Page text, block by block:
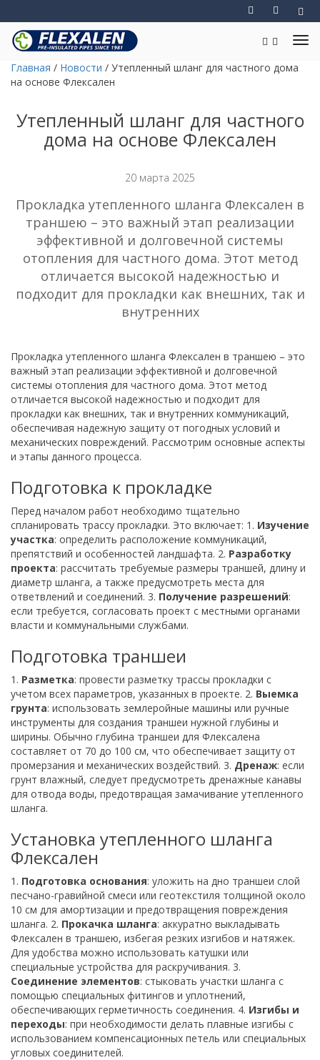
Главная / Новости / Утепленный шланг для частного дома
на основе Флексален
Утепленный шланг для частного
дома на основе Флексален
20 марта 2025
Прокладка утепленного шланга Флексален в
траншею – это важный этап реализации
эффективной и долговечной системы
отопления для частного дома. Этот метод
отличается высокой надежностью и
подходит для прокладки как внешних, так и
внутренних
Прокладка утепленного шланга Флексален в траншею – это
важный этап реализации эффективной и долговечной
системы отопления для частного дома. Этот метод
отличается высокой надежностью и подходит для
прокладки как внешних, так и внутренних коммуникаций,
обеспечивая надежную защиту от погодных условий и
механических повреждений. Рассмотрим основные аспекты
и этапы данного процесса.
Подготовка к прокладке
Перед началом работ необходимо тщательно
спланировать трассу прокладки. Это включает: 1. Изучение
участка: определить расположение коммуникаций,
препятствий и особенностей ландшафта. 2. Разработку
проекта: рассчитать требуемые размеры траншей, длину и
диаметр шланга, а также предусмотреть места для
ответвлений и соединений. 3. Получение разрешений:
если требуется, согласовать проект с местными органами
власти и коммунальными службами.
Подготовка траншеи
1. Разметка: провести разметку трассы прокладки с
учетом всех параметров, указанных в проекте. 2. Выемка
грунта: использовать землеройные машины или ручные
инструменты для создания траншеи нужной глубины и
ширины. Обычно глубина траншеи для Флексалена
составляет от 70 до 100 см, что обеспечивает защиту от
промерзания и механических воздействий. 3. Дренаж: если
грунт влажный, следует предусмотреть дренажные канавы
для отвода воды, предотвращая замачивание утепленного
шланга.
Установка утепленного шланга
Флексален
1. Подготовка основания: уложить на дно траншеи слой
песчано-гравийной смеси или геотекстиля толщиной около
10 см для амортизации и предотвращения повреждения
шланга. 2. Прокачка шланга: аккуратно выкладывать
Флексален в траншею, избегая резких изгибов и натяжек.
Для удобства можно использовать катушки или
специальные устройства для раскручивания. 3.
Соединение элементов: стыковать участки шланга с
помощью специальных фитингов и уплотнений,
обеспечивающих герметичность соединения. 4. Изгибы и
переходы: при необходимости делать плавные изгибы с
использованием компенсационных петель или специальных
угловых соединителей.